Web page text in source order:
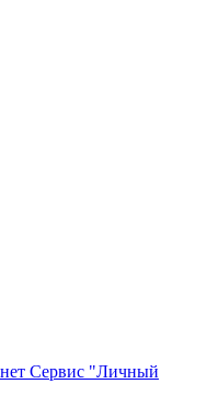
Сервис "Личный